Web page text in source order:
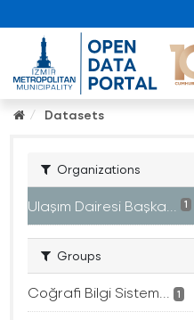
Datasets
Organizations
Ulaşım Dairesi Başka... 1
Groups
Coğrafi Bilgi Sistem... 1